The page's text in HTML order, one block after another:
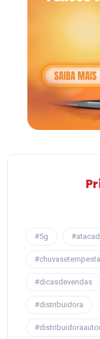
#5g
#dicasdevendas
#distribuidora